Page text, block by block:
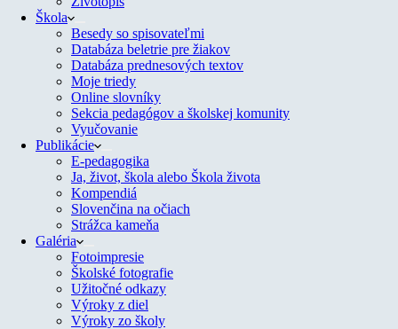
Škola
Besedy so spisovateľmi
Databáza beletrie pre žiakov
Databáza prednesových textov
Moje triedy
Online slovníky
Sekcia pedagógov a školskej komunity
Vyučovanie
Publikácie
E-pedagogika
Ja, život, škola alebo Škola života
Kompendiá
Slovenčina na očiach
Strážca kameňa
Galéria
Fotoimpresie
Školské fotografie
Užitočné odkazy
Výroky z diel
Výroky zo školy